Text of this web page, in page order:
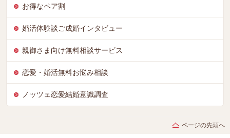
お得なペア割
婚活体験談ご成婚インタビュー
親御さま向け無料相談サービス
恋愛・婚活無料お悩み相談
ノッツェ恋愛結婚意識調査
ページの先頭へ